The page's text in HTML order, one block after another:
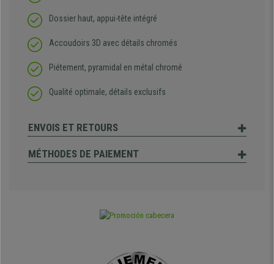
Dossier haut, appui-tête intégré
Accoudoirs 3D avec détails chromés
Piétement, pyramidal en métal chromé
Qualité optimale, détails exclusifs
ENVOIS ET RETOURS
MÉTHODES DE PAIEMENT